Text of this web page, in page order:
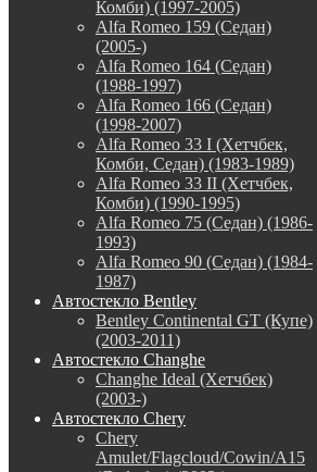
Комби) (1997-2005)
Alfa Romeo 159 (Седан)
(2005-)
Alfa Romeo 164 (Седан)
(1988-1997)
Alfa Romeo 166 (Седан)
(1998-2007)
Alfa Romeo 33 I (Хетчбек,
Комби, Седан) (1983-1989)
Alfa Romeo 33 II (Хетчбек,
Комби) (1990-1995)
Alfa Romeo 75 (Седан) (1986-
1993)
Alfa Romeo 90 (Седан) (1984-
1987)
Автостекло Bentley
Bentley Continental GT (Купе)
(2003-2011)
Автостекло Changhe
Changhe Ideal (Хетчбек)
(2003-)
Автостекло Chery
Chery
Amulet/Flagcloud/Cowin/A15